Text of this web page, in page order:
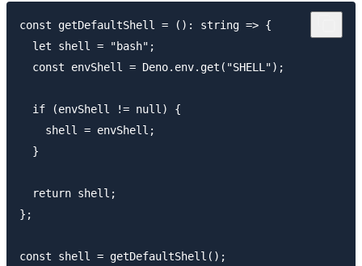
const getDefaultShell = (): string => {
  let shell = "bash";
  const envShell = Deno.env.get("SHELL");
  if (envShell != null) {
    shell = envShell;
  }
  return shell;
};
const shell = getDefaultShell();